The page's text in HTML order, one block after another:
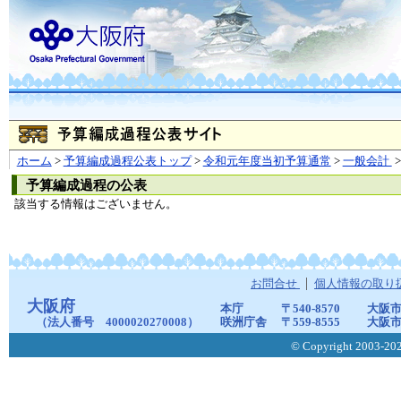
ホーム > 予算編成過程公表トップ> 令和元年度当初予算通常 > 一般会計 >
予算編成過程の公表
該当する情報はございません。
お問合せ 個人情報の取り
大阪府
（法人番号 4000020270008）
本庁 〒540-8570
大阪
咲洲庁舎
〒559-8555
大阪
© Copyright 2003-